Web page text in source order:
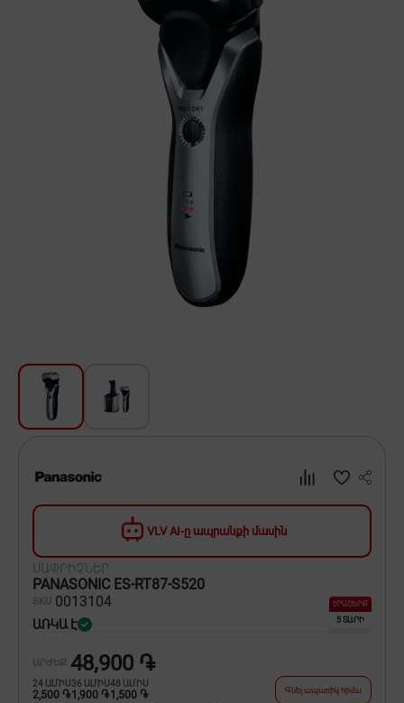
Խոհանոցի համար
Գեղեցկություն և խնամք
Ավտոմեքենաների աուդիոտեխնիկա
Տեքստիլ
Ինքնագնացներ և ինքնագլորներ
VLV AI-ը ապրանքի մասին
ՍԱՓՐԻՉՆԵՐ
PANASONIC ES-RT87-S520
SKU 0013104
ԱՌԿԱ Է
ԵՐԱՇԽԻՔ
5 ՏԱՐԻ
ԱՐԺԵՔ 48,900 ֏
24 ԱՄԻՍ
2,500 ֏
36 ԱՄԻՍ
1,900 ֏
48 ԱՄԻՍ
1,500 ֏ Գնել ապառիկ հիմա